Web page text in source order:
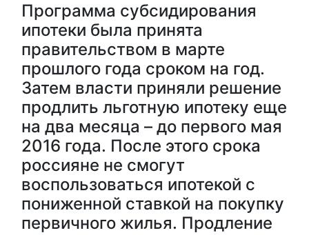
Программа субсидирования
ипотеки была принята
правительством в марте
прошлого года сроком на год.
Затем власти приняли решение
продлить льготную ипотеку еще
на два месяца – до первого мая
2016 года. После этого срока
россияне не смогут
воспользоваться ипотекой с
пониженной ставкой на покупку
первичного жилья. Продление